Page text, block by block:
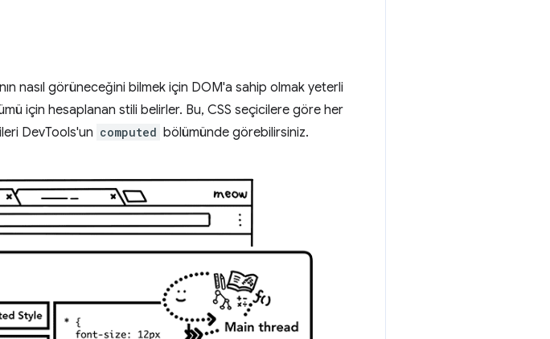
nasıl görüneceğini bilmek için DOM'a sahip olmak yeterli
için hesaplanan stili belirler. Bu, CSS seçicilere göre her
DevTools'un computed bölümünde görebilirsiniz.